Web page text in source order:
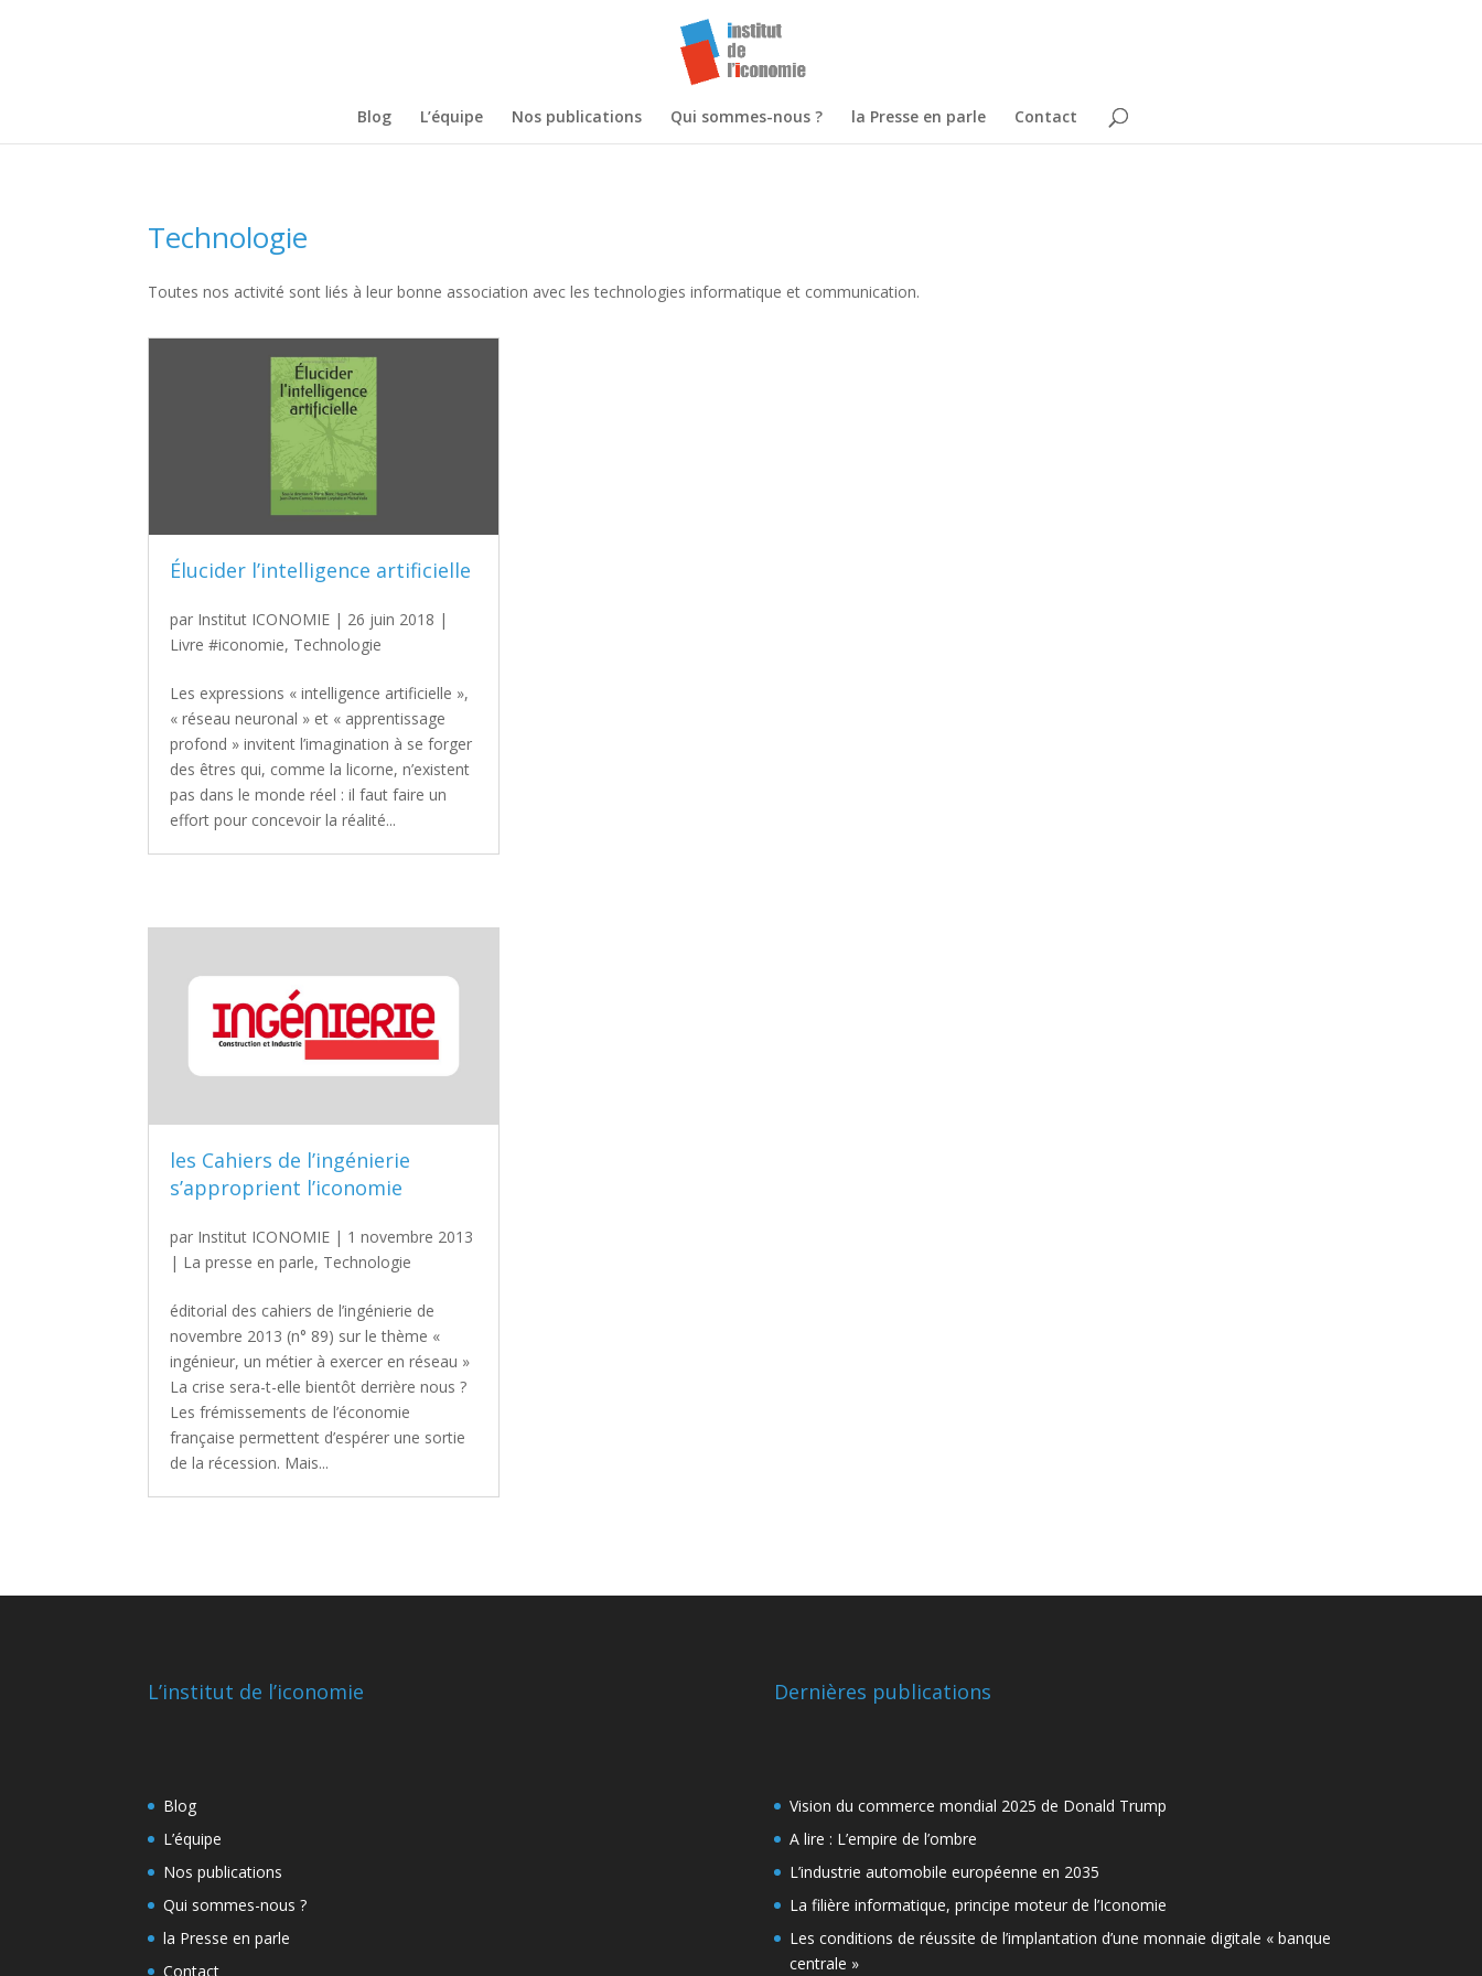
Blog L’équipe Nos publications Qui sommes-nous ? la Presse en parle Contact
Technologie
Toutes nos activité sont liés à leur bonne association avec les technologies informatique et communication.
Élucider l’intelligence artificielle
par Institut ICONOMIE | 26 juin 2018 |
Livre #iconomie, Technologie
Les expressions « intelligence artificielle »,
« réseau neuronal » et « apprentissage
profond » invitent l’imagination à se forger
des êtres qui, comme la licorne, n’existent
pas dans le monde réel : il faut faire un
effort pour concevoir la réalité...
les Cahiers de l’ingénierie
s’approprient l’iconomie
par Institut ICONOMIE | 1 novembre 2013
| La presse en parle, Technologie
éditorial des cahiers de l’ingénierie de
novembre 2013 (n° 89) sur le thème «
ingénieur, un métier à exercer en réseau »
La crise sera-t-elle bientôt derrière nous ?
Les frémissements de l’économie
française permettent d’espérer une sortie
de la récession. Mais...
L’institut de l’iconomie
Blog
L’équipe
Nos publications
Qui sommes-nous ?
la Presse en parle
Contact
Dernières publications
Vision du commerce mondial 2025 de Donald Trump
A lire : L’empire de l’ombre
L’industrie automobile européenne en 2035
La filière informatique, principe moteur de l’Iconomie
Les conditions de réussite de l’implantation d’une monnaie digitale « banque
centrale »